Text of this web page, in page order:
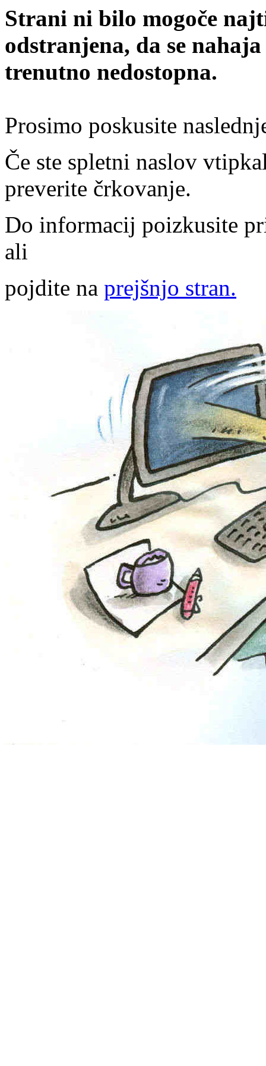
Strani ni bilo mogoče
odstranjena, da se
trenutno nedostopna.
Prosimo poskusite
Če ste spletni naslov
preverite črkovanje.
Do informacij poizkusite
ali
pojdite na prejšnjo stran.